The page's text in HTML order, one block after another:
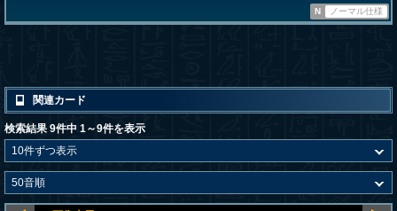
N ノーマル仕様
関連カード
検索結果 9件中 1～9件を表示